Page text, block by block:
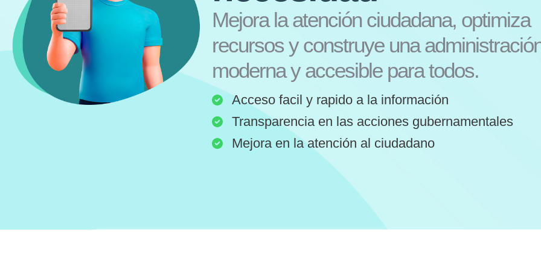
Mejora la atención ciudadana, optimiza
recursos y construye una
moderna y accesible para todos.
Acceso facil y rapido a la información
Transparencia en las acciones gubernamentales
Mejora en la atención al ciudadano